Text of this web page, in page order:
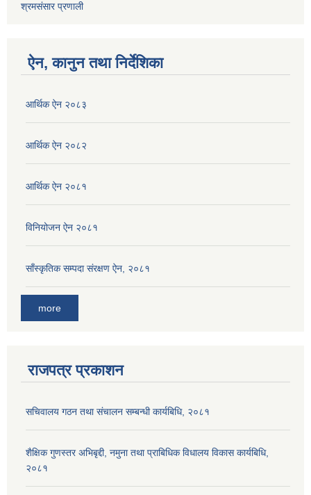
श्रमसंसार प्रणाली
ऐन, कानुन तथा निर्देशिका
आर्थिक ऐन २०८३
आर्थिक ऐन २०८२
आर्थिक ऐन २०८१
विनियोजन ऐन २०८१
साँस्कृतिक सम्पदा संरक्षण ऐन, २०८१
more
राजपत्र प्रकाशन
सचिवालय गठन तथा संचालन सम्बन्धी कार्यबिधि, २०८१
शैक्षिक गुणस्तर अभिबृद्दी, नमुना तथा प्राबिधिक विधालय विकास कार्यबिधि,
२०८१